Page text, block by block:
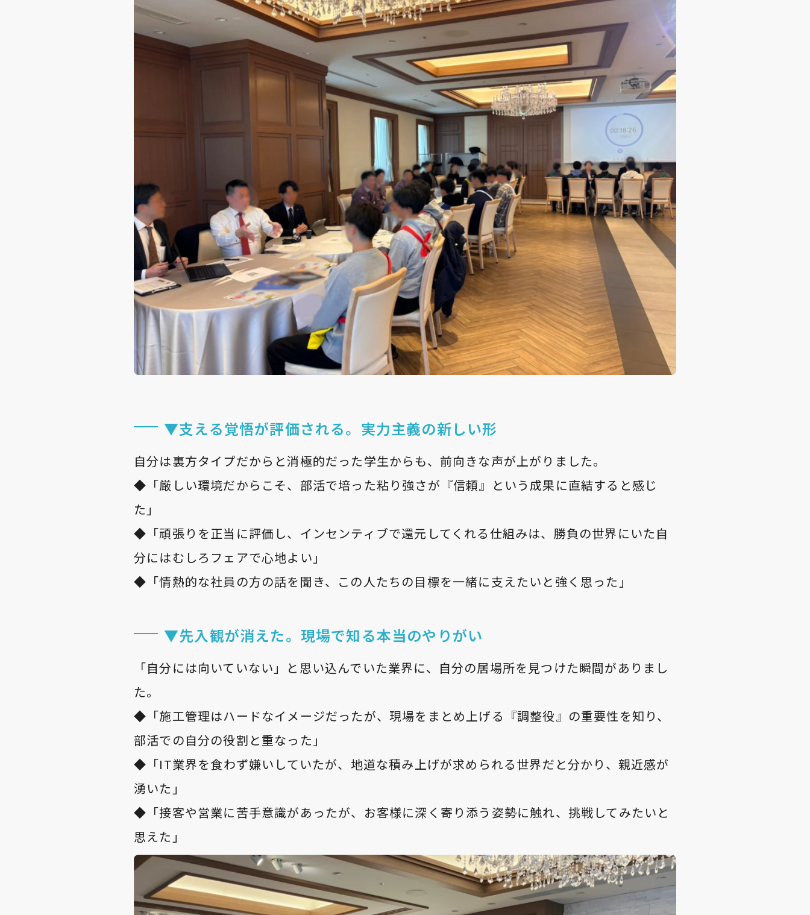
▼支える覚悟が評価される。実力主義の新しい形
自分は裏方タイプだからと消極的だった学生からも、前向きな声が上がりました。
◆「厳しい環境だからこそ、部活で培った粘り強さが『信頼』という成果に直結すると感じ
た」
◆「頑張りを正当に評価し、インセンティブで還元してくれる仕組みは、勝負の世界にいた自
分にはむしろフェアで心地よい」
◆「情熱的な社員の方の話を聞き、この人たちの目標を一緒に支えたいと強く思った」
▼先入観が消えた。現場で知る本当のやりがい
「自分には向いていない」と思い込んでいた業界に、自分の居場所を見つけた瞬間がありまし
た。
◆「施工管理はハードなイメージだったが、現場をまとめ上げる『調整役』の重要性を知り、
部活での自分の役割と重なった」
◆「IT業界を食わず嫌いしていたが、地道な積み上げが求められる世界だと分かり、親近感が
湧いた」
◆「接客や営業に苦手意識があったが、お客様に深く寄り添う姿勢に触れ、挑戦してみたいと
思えた」